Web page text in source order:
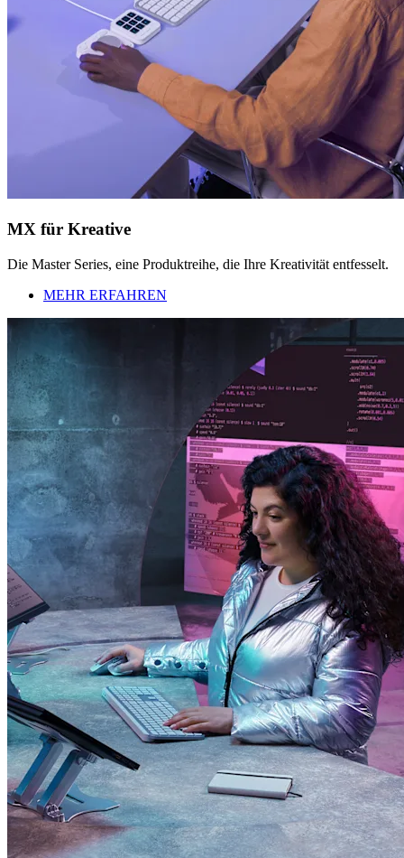
MX für Kreative
Die Master Series, eine Produktreihe, die Ihre Kreativität entfesselt.
MEHR ERFAHREN